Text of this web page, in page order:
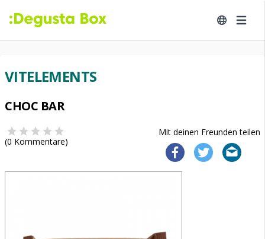
VITELEMENTS
CHOC BAR
Mit deinen Freunden teilen
(0 Kommentare)